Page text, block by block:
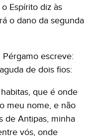
Espírito diz às
o dano da segunda
escreve:
de dois fios:
que é onde
meu nome, e não
de Antipas, minha
vós, onde